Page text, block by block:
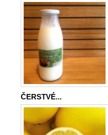
ČERSTVÉ...